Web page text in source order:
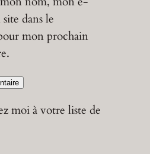
dans le
mon prochain
moi à votre liste de